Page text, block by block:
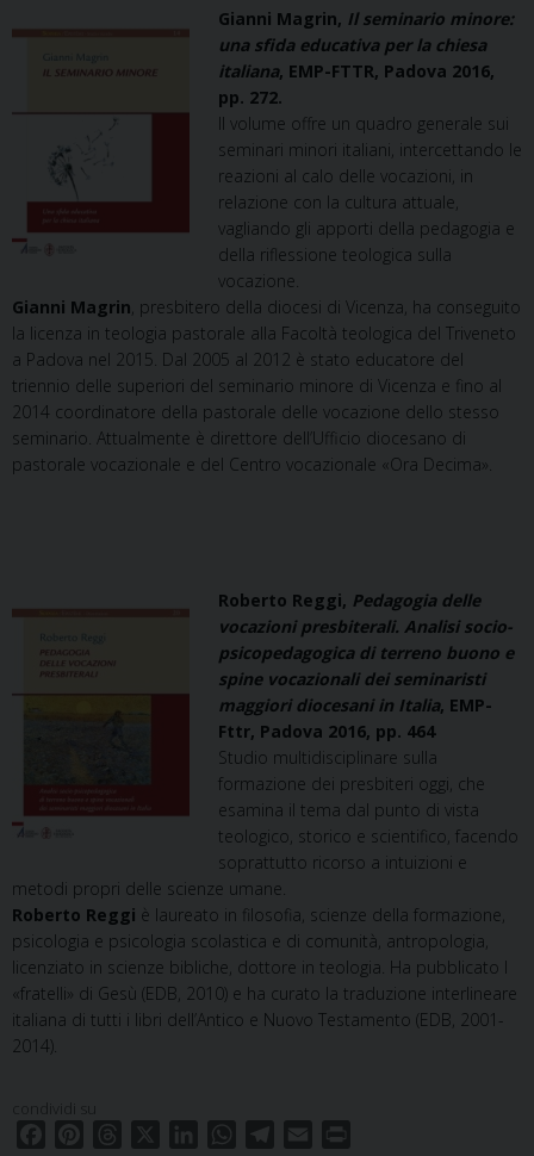
Gianni Magrin, Il seminario minore:
una sfida educativa per la chiesa
italiana, EMP-FTTR, Padova 2016,
pp. 272.
Il volume offre un quadro generale sui
seminari minori italiani, intercettando le
reazioni al calo delle vocazioni, in
relazione con la cultura attuale,
vagliando gli apporti della pedagogia e
della riflessione teologica sulla
vocazione.
Gianni Magrin, presbitero della diocesi di Vicenza, ha conseguito
la licenza in teologia pastorale alla Facoltà teologica del Triveneto
a Padova nel 2015. Dal 2005 al 2012 è stato educatore del
triennio delle superiori del seminario minore di Vicenza e fino al
2014 coordinatore della pastorale delle vocazione dello stesso
seminario. Attualmente è direttore dell’Ufficio diocesano di
pastorale vocazionale e del Centro vocazionale «Ora Decima».
Roberto Reggi, Pedagogia delle
vocazioni presbiterali. Analisi socio-
psicopedagogica di terreno buono e
spine vocazionali dei seminaristi
maggiori diocesani in Italia, EMP-
Fttr, Padova 2016, pp. 464
Studio multidisciplinare sulla
formazione dei presbiteri oggi, che
esamina il tema dal punto di vista
teologico, storico e scientifico, facendo
soprattutto ricorso a intuizioni e
metodi propri delle scienze umane.
Roberto Reggi è laureato in filosofia, scienze della formazione,
psicologia e psicologia scolastica e di comunità, antropologia,
licenziato in scienze bibliche, dottore in teologia. Ha pubblicato I
«fratelli» di Gesù (EDB, 2010) e ha curato la traduzione interlineare
italiana di tutti i libri dell’Antico e Nuovo Testamento (EDB, 2001-
2014).
condividi su
W